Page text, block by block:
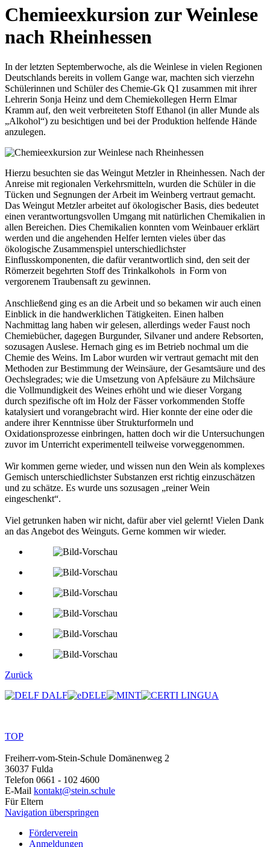
Chemieexkursion zur Weinlese
nach Rheinhessen
In der letzten Septemberwoche, als die Weinlese in vielen Regionen
Deutschlands bereits in vollem Gange war, machten sich vierzehn
Schülerinnen und Schüler des Chemie-Gk Q1 zusammen mit ihrer
Lehrerin Sonja Heinz und dem Chemiekollegen Herrn Elmar
Kramm auf, den weit verbreiteten Stoff Ethanol (in aller Munde als
„Alkohol“) zu besichtigen und bei der Produktion helfende Hände
anzulegen.
Hierzu besuchten sie das Weingut Metzler in Rheinhessen. Nach der
Anreise mit regionalen Verkehrsmitteln, wurden die Schüler in die
Tücken und Segnungen der Arbeit im Weinberg vertraut gemacht.
Das Weingut Metzler arbeitet auf ökologischer Basis, dies bedeutet
einen verantwortungsvollen Umgang mit natürlichen Chemikalien in
allen Bereichen. Dies Chemikalien konnten vom Weinbauer erklärt
werden und die angehenden Helfer lernten vieles über das
ökologische Zusammenspiel unterschiedlichster
Einflusskomponenten, die dafür verantwortlich sind, den seit der
Römerzeit begehrten Stoff des Trinkalkohols in Form von
vergorenem Traubensaft zu gewinnen.
Anschließend ging es an die Arbeit und so bekamen wir auch einen
Einblick in die handwerklichen Tätigkeiten. Einen halben
Nachmittag lang haben wir gelesen, allerdings weder Faust noch
Chemiebücher, dagegen Burgunder, Silvaner und andere Rebsorten,
sozusagen Auslese. Hernach ging es im Betrieb nochmal um die
Chemie des Weins. Im Labor wurden wir vertraut gemacht mit den
Methoden zur Bestimmung der Weinsäure, der Gesamtsäure und des
Oechslegrades; wie die Umsetzung von Apfelsäure zu Milchsäure
die Vollmundigkeit des Weines erhöht und wie dieser Vorgang
durch spezifische oft im Holz der Fässer vorkommenden Stoffe
katalysiert und vorangebracht wird. Hier konnte der eine oder die
andere ihrer Kenntnisse über Strukturformeln und
Oxidationsprozesse einbringen, hatten doch wir die Untersuchungen
zuvor im Unterricht experimentell teilweise vorweggenommen.
Wir kommen gerne wieder, und wissen nun den Wein als komplexes
Gemisch unterschiedlichster Substanzen erst richtig einzuschätzen
und zu schätze. Es wurde uns sozusagen „reiner Wein
eingeschenkt“.
Viel getrunken haben wir nicht, dafür aber viel gelernt! Vielen Dank
an das Angebot des Weinguts. Gerne kommen wir wieder.
Zurück
TOP
Freiherr-vom-Stein-Schule Domänenweg 2
36037 Fulda
Telefon 0661 - 102 4600
E-Mail kontakt@stein.schule
Für Eltern
Navigation überspringen
Förderverein
Anmeldungen